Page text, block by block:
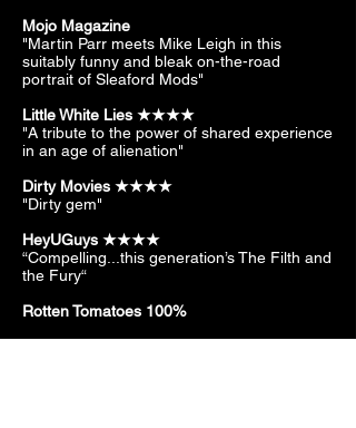
Mojo Magazine
"Martin Parr meets Mike Leigh in this
suitably funny and bleak on-the-road
portrait of Sleaford Mods"
Little White Lies ★★★★
"A tribute to the power of shared experience
in an age of alienation"
Dirty Movies ★★★★
"Dirty gem"
HeyUGuys ★★★★
“Compelling...this generation’s The Filth and
the Fury“
Rotten Tomatoes 100%